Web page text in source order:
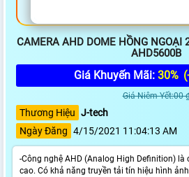
CAMERA AHD DOME HỒNG NGOẠI
AHD5600B
Giá Khuyến Mãi: 30%
Giá Niêm Yết:00
Thương Hiệu J-tech
Ngày Đăng 4/15/2021 11:04:13 AM
-Công nghệ AHD (Analog High Definition) là
cao. Có khả năng truyền tải tín hiệu hình